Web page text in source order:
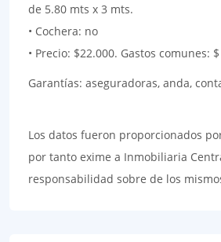
de 5.80 mts x 3 mts.
• Cochera: no
• Precio: $22.000. Gastos comunes:
Garantías: aseguradoras, anda,
Los datos fueron proporcionados
por tanto exime a Inmobiliaria
responsabilidad sobre de los